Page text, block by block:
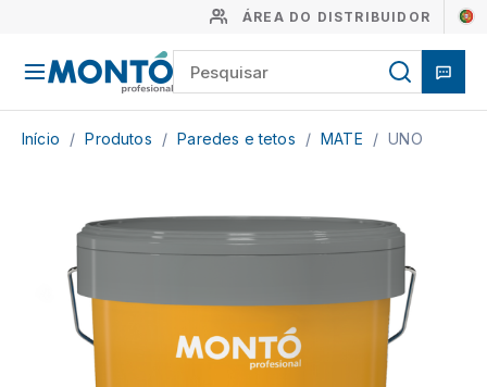
ÁREA DO DISTRIBUIDOR
Início / Produtos / Paredes e tetos / MATE / UNO